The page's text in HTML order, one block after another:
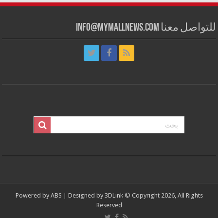
للتواصل معنا info@mymallnews.com
Powered by ABS | Designed by 3DLink© Copyright 2026, All Rights
Reserved